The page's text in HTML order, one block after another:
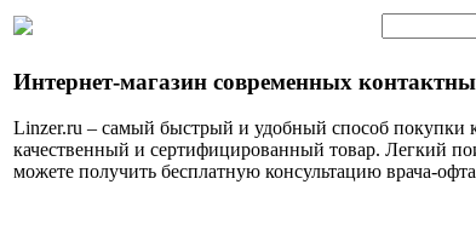
Интернет-магазин современных
Linzer.ru – самый быстрый и удобный способ покупки
качественный и сертифицированный товар. Легкий
можете получить бесплатную консультацию врача-